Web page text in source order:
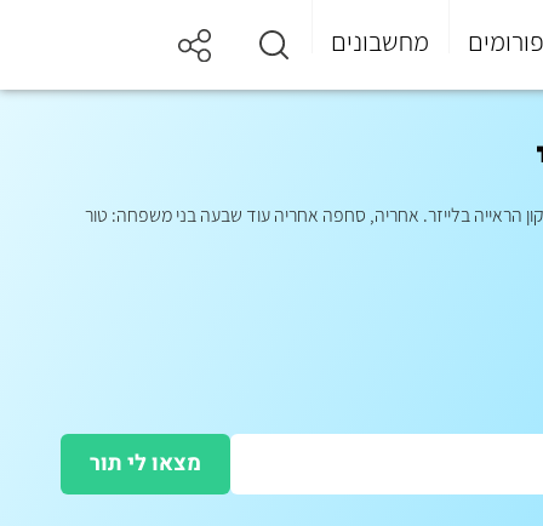
פורומים מחשבונים
הראייה בלייזר. אחריה, סחפה אחריה עוד שבעה בני משפחה: טור
מצאו לי תור